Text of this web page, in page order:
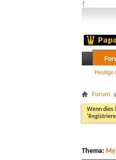
†
Heutige
Forum
Wenn dies
Thema: